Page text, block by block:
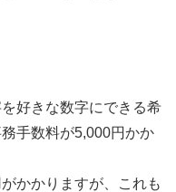
好きな数字にできる希
手数料が5,000円かか
かかりますが、これも